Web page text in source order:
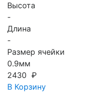
Высота
-
Длина
-
Размер ячейки
0.9мм
2430 ₽
В Корзину